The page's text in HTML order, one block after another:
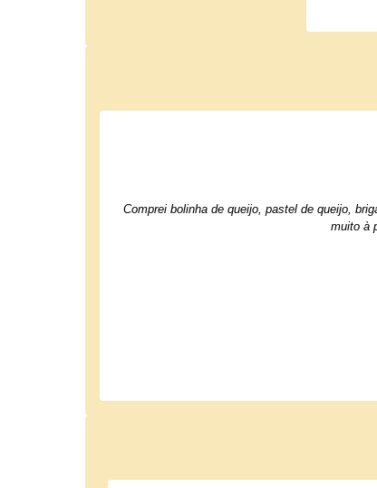
Comprei bolinha de queijo, pastel de queijo,
muito à